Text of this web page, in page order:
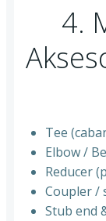
4.
Tee
Elbow /
Reducer
Coupler /
Stub end